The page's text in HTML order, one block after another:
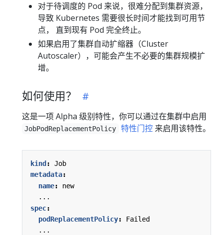
对于待调度的 Pod 来说，很难分配到集群资源，
导致 Kubernetes 需要很长时间才能找到可用节
点， 直到现有 Pod 完全终止。
如果启用了集群自动扩缩器（Cluster
Autoscaler），可能会产生不必要的集群规模扩
增。
如何使用？
这是一项 Alpha 级别特性，你可以通过在集群中启用
JobPodReplacementPolicy 特性门控来启用该特性。
kind :
Job
metadata:
name:
new
...
spec:
podReplacementPolicy:
Failed
...